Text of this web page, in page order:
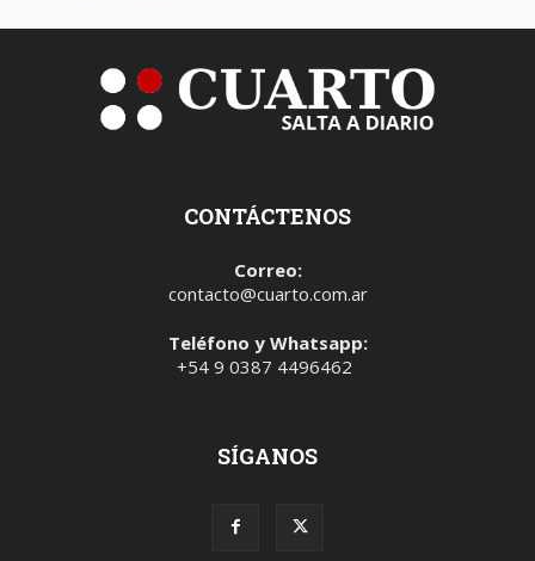
CONTÁCTENOS
Correo:
contacto@cuarto.com.ar
Teléfono y Whatsapp:
+54 9 0387 4496462
SÍGANOS